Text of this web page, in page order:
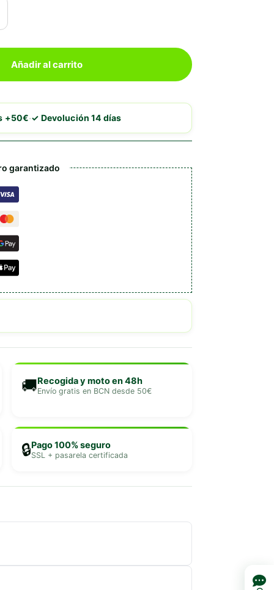
Añadir al carrito
+50€·✓ Devolución 14 días
garantizado
🚚Recogida y moto en 48h
Envío gratis en BCN desde 50€
🔒Pago 100% seguro
SSL + pasarela certificada